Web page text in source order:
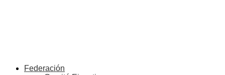
Federación